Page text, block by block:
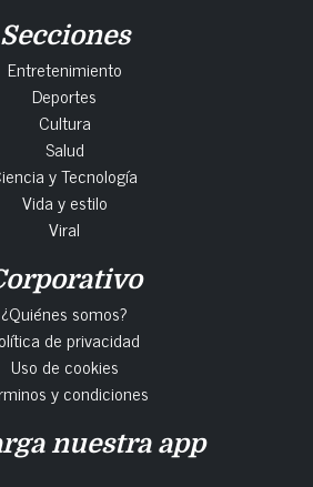
Secciones
Entretenimiento
Deportes
Cultura
Salud
y Tecnología
Vida y estilo
Viral
¿Quiénes somos?
de privacidad
Uso de cookies
y condiciones
nuestra app